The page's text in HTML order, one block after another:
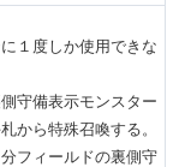
１度しか使用できな
守備表示モンスター
から特殊召喚する。
フィールドの裏側守